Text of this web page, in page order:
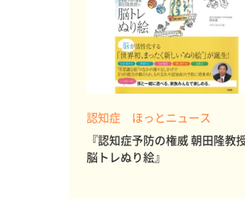
認知症 ほっとニュース
『認知症予防の権威 朝田隆教
脳トレぬり絵』